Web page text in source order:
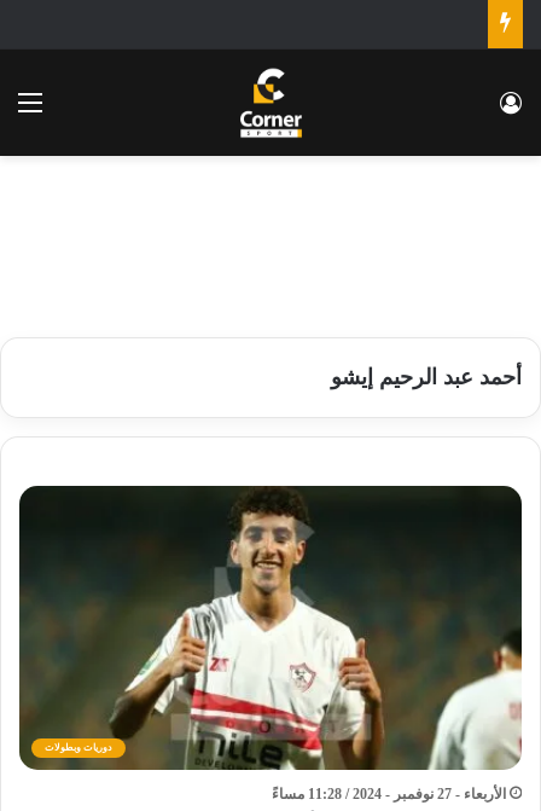
تسجيل الدخول
أحمد عبد الرحيم إيشو
دوريات وبطولات
الأربعاء - 27 نوفمبر - 2024 / 11:28 مساءً